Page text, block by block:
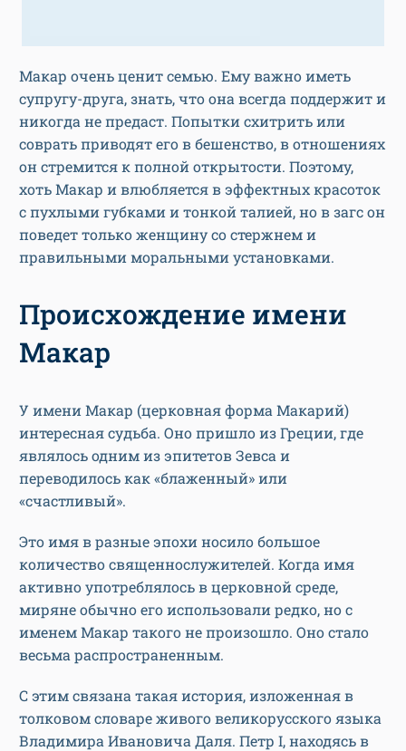
Макар очень ценит семью. Ему важно иметь
супругу-друга, знать, что она всегда поддержит и
никогда не предаст. Попытки схитрить или
соврать приводят его в бешенство, в отношениях
он стремится к полной открытости. Поэтому,
хоть Макар и влюбляется в эффектных красоток
с пухлыми губками и тонкой талией, но в загс он
поведет только женщину со стержнем и
правильными моральными установками.
Происхождение имени
Макар
У имени Макар (церковная форма Макарий)
интересная судьба. Оно пришло из Греции, где
являлось одним из эпитетов Зевса и
переводилось как «блаженный» или
«счастливый».
Это имя в разные эпохи носило большое
количество священнослужителей. Когда имя
активно употреблялось в церковной среде,
миряне обычно его использовали редко, но с
именем Макар такого не произошло. Оно стало
весьма распространенным.
С этим связана такая история, изложенная в
толковом словаре живого великорусского языка
Владимира Ивановича Даля. Петр I, находясь в